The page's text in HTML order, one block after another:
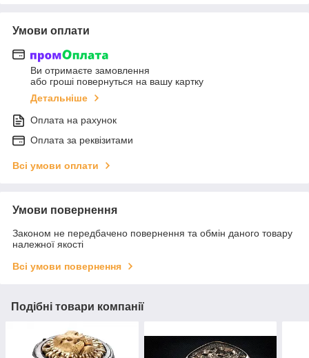
Умови оплати
Ви отримаєте замовлення
або гроші повернуться на вашу картку
Детальніше
Оплата на рахунок
Оплата за реквізитами
Всі умови оплати
Умови повернення
Законом не передбачено повернення та обмін даного товару
належної якості
Всі умови повернення
Подібні товари компанії